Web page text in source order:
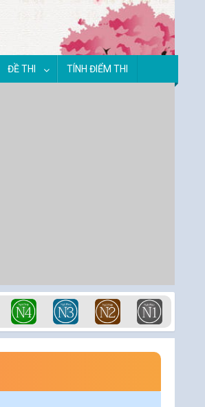
ĐỀ THI TÍNH ĐIỂM THI